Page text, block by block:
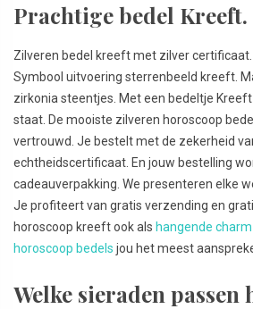
Prachtige bedel Kreeft.
Zilveren bedel kreeft met zilver certificaat.
Symbool uitvoering sterrenbeeld kreeft.
zirkonia steentjes. Met een bedeltje
staat. De mooiste zilveren horoscoop
vertrouwd. Je bestelt met de zekerheid
echtheidscertificaat. En jouw bestelling
cadeauverpakking. We presenteren elke
Je profiteert van gratis verzending en
horoscoop kreeft ook als hangende charm
horoscoop bedels jou het meest
Welke sieraden passen